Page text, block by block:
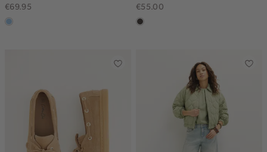
€69.95
blauw,
€55.00
choco